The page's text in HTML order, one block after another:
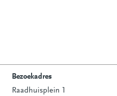
Bezoekadres
Raadhuisplein 1